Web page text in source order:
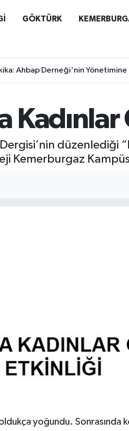
GÖKTÜRK
Ahbap Derneği'nin Yönetimine
düzenlediği
Kemerburgaz
yoğundu. Sonrasında